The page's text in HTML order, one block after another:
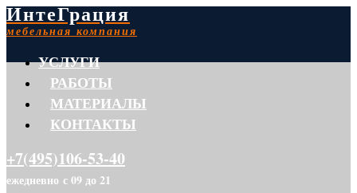
ИнтеГрация
мебельная компания
УСЛУГИ
РАБОТЫ
МАТЕРИАЛЫ
КОНТАКТЫ
+7(495)106-53-40
ежедневно с 09 до 21